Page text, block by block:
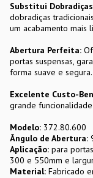
Substitui
dobradiças
um acabamento mais
Abertura Perfeita:
portas suspensas,
forma suave e segura.
Excelente Custo-
grande
Modelo: 372.80.600
Ângulo de Abertura:
Aplicação: para
300 e 550mm e
Material: Fabricado